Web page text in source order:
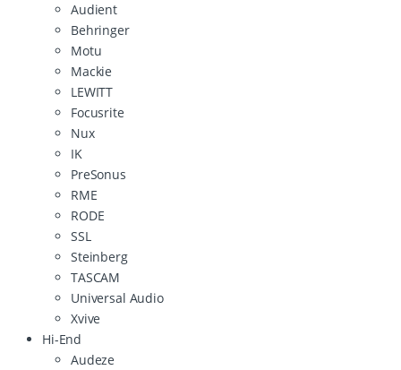
Audient
Behringer
Motu
Mackie
LEWITT
Focusrite
Nux
IK
PreSonus
RME
RODE
SSL
Steinberg
TASCAM
Universal Audio
Xvive
Hi-End
Audeze